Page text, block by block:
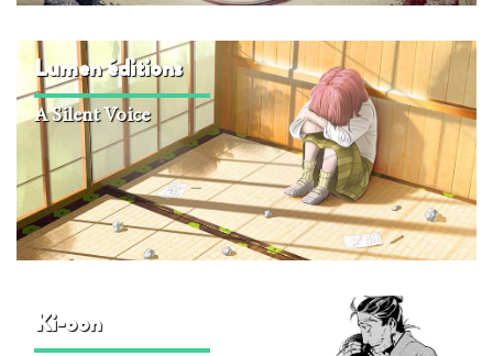
Lumen édi­tions
A Silent Voice
Ki-oon